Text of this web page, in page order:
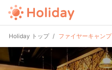
Holiday トップ ファイヤーキャンプ